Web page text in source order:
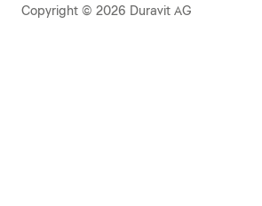
Copyright © 2026 Duravit AG